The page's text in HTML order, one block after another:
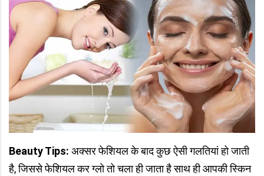
Beauty Tips: अक्सर फेशियल के बाद कुछ ऐसी गलतियां हो जाती
है, जिससे फेशियल कर ग्लो तो चला ही जाता है साथ ही आपकी स्किन